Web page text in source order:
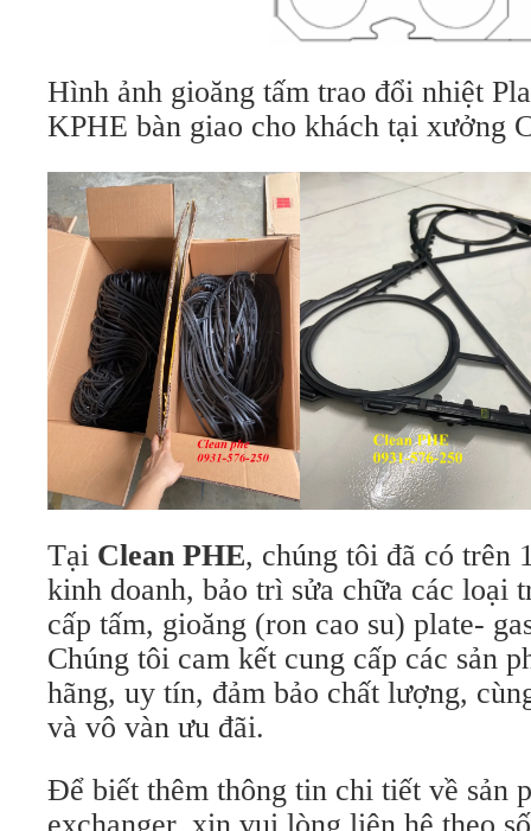
Hình ảnh gioăng tấm trao đổi nhiệt
KPHE bàn giao cho khách tại xưởng
Tại Clean PHE, chúng tôi đã có trên
kinh doanh, bảo trì sửa chữa các loại
cấp tấm, gioăng (ron cao su) plate-
Chúng tôi cam kết cung cấp các sản
hãng, uy tín, đảm bảo chất lượng,
và vô vàn ưu đãi.
Để biết thêm thông tin chi tiết về sản